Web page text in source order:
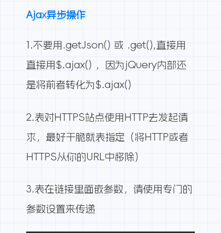
Ajax异步操作
1.不要用.getJson() 或 .get(),直接用
直接用$.ajax() ，因为jQuery内部还
是将前者转化为$.ajax()
2.表对HTTPS站点使用HTTP去发起请
求，最好干脆就表指定（将HTTP或者
HTTPS从你的URL中移除）
3.表在链接里面嵌参数，请使用专门的
参数设置来传递